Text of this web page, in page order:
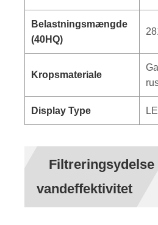
Belastningsmængde
(40HQ)
Kropsmateriale
Display Type
Filtreringsydelse
vandeffektivitet